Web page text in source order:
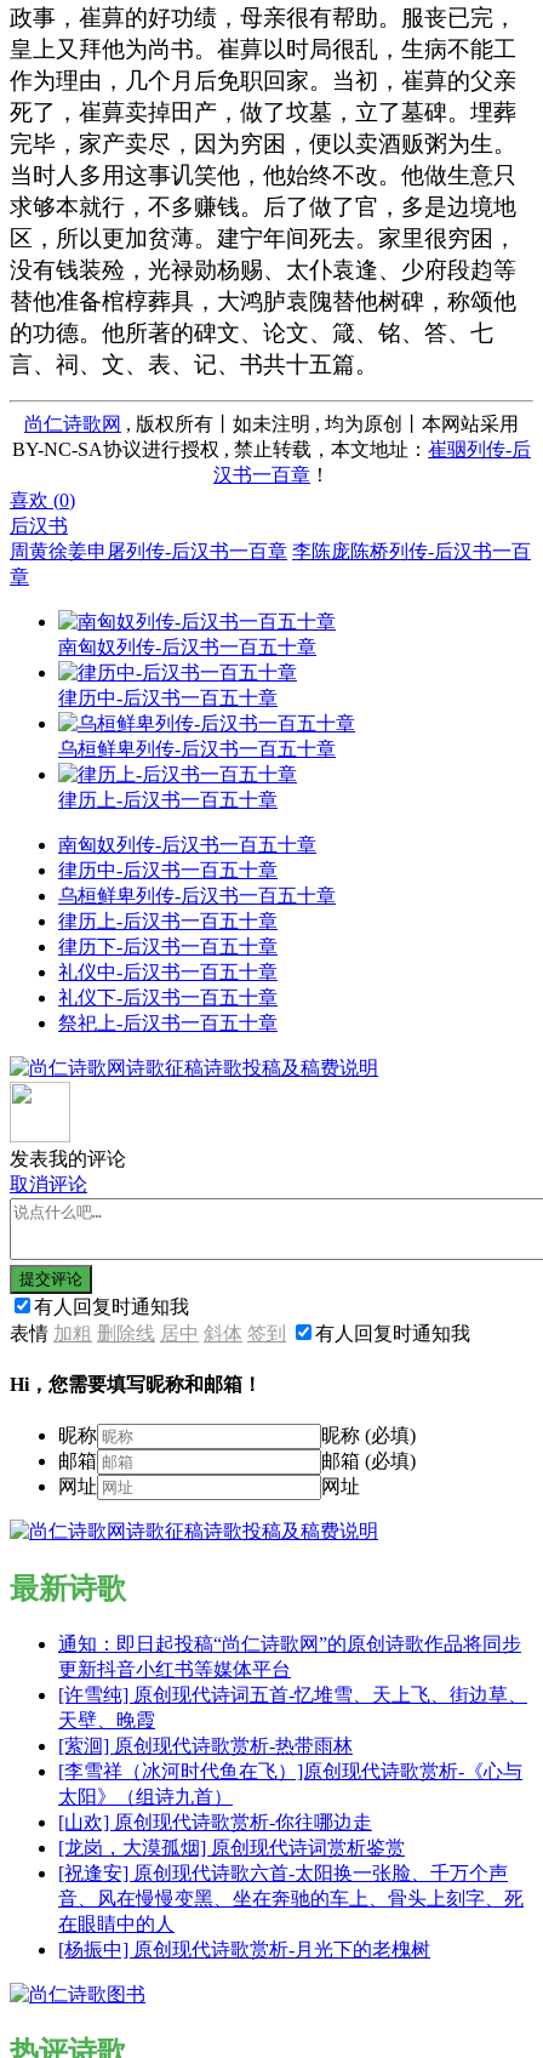
政事，崔萛的好功绩，母亲很有帮助。服丧已完，
皇上又拜他为尚书。崔萛以时局很乱，生病不能工
作为理由，几个月后免职回家。当初，崔萛的父亲
死了，崔萛卖掉田产，做了坟墓，立了墓碑。埋葬
完毕，家产卖尽，因为穷困，便以卖酒贩粥为生。
当时人多用这事讥笑他，他始终不改。他做生意只
求够本就行，不多赚钱。后了做了官，多是边境地
区，所以更加贫薄。建宁年间死去。家里很穷困，
没有钱装殓，光禄勋杨赐、太仆袁逢、少府段赹等
替他准备棺椁葬具，大鸿胪袁隗替他树碑，称颂他
的功德。他所著的碑文、论文、箴、铭、答、七
言、祠、文、表、记、书共十五篇。
尚仁诗歌网 , 版权所有丨如未注明 , 均为原创丨本网站采用
BY-NC-SA协议进行授权 , 禁止转载，本文地址： 崔骃列传-后
汉书一百章 ！
喜欢 (0)
后汉书
周黄徐姜申屠列传-后汉书一百章 李陈庞陈桥列传-后汉书一百
章
南匈奴列传-后汉书一百五十章
律历中-后汉书一百五十章
乌桓鲜卑列传-后汉书一百五十章
律历上-后汉书一百五十章
南匈奴列传-后汉书一百五十章
律历中-后汉书一百五十章
乌桓鲜卑列传-后汉书一百五十章
律历上-后汉书一百五十章
律历下-后汉书一百五十章
礼仪中-后汉书一百五十章
礼仪下-后汉书一百五十章
祭祀上-后汉书一百五十章
发表我的评论
取消评论
提交评论
有人回复时通知我
表情 加粗 删除线 居中 斜体 签到 有人回复时通知我
Hi，您需要填写昵称和邮箱！
昵称
昵称 (必填)
邮箱
邮箱 (必填)
网址
网址
最新诗歌
通知：即日起投稿“尚仁诗歌网”的原创诗歌作品将同步
更新抖音小红书等媒体平台
[许雪纯] 原创现代诗词五首-忆堆雪、天上飞、街边草、
天壁、晚霞
[萦洄] 原创现代诗歌赏析-热带雨林
[李雪祥（冰河时代鱼在飞）]原创现代诗歌赏析-《心与
太阳》（组诗九首）
[山欢] 原创现代诗歌赏析-你往哪边走
[龙岗，大漠孤烟] 原创现代诗词赏析鉴赏
[祝逢安] 原创现代诗歌六首-太阳换一张脸、千万个声
音、风在慢慢变黑、坐在奔驰的车上、骨头上刻字、死
在眼睛中的人
[杨振中] 原创现代诗歌赏析-月光下的老槐树